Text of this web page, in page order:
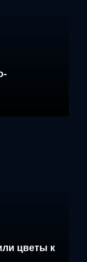
цветы к